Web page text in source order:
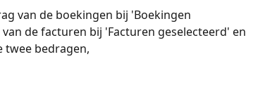
van de boekingen bij 'Boekingen
de facturen bij 'Facturen geselecteerd' en
twee bedragen,